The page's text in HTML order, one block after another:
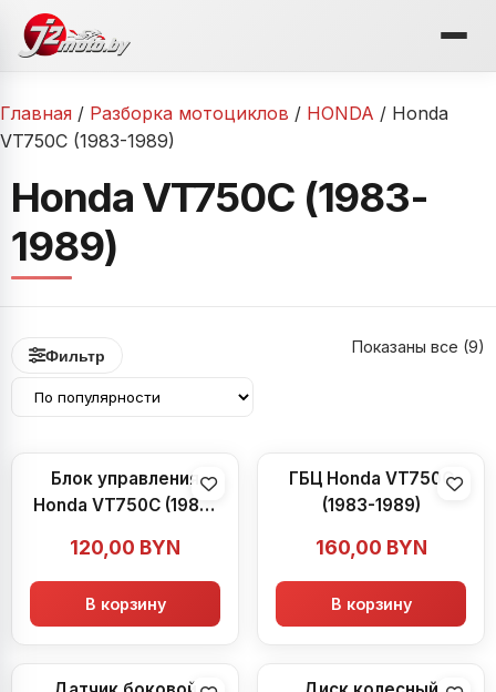
Перейти
Главная / Разборка мотоциклов / HONDA / Honda
VT750C (1983-1989)
Honda VT750C (1983-
1989)
Фильтр Показаны все (9)
Блок управления
Honda VT750C (1983-
120,00 BYN
В корзину
ГБЦ Honda VT750C
(1983-1989)
160,00 BYN
В корзину